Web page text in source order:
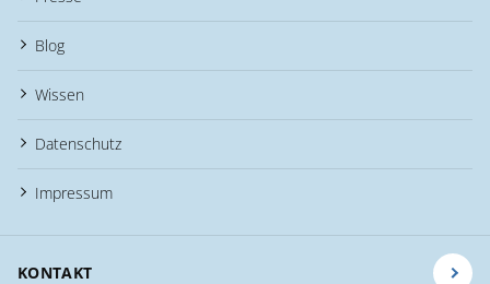
Blog
Wissen
Datenschutz
Impressum
KONTAKT